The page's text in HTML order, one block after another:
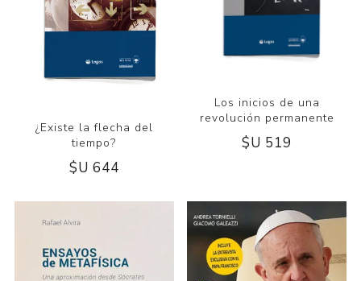
¿Existe la flecha del
tiempo?
$U 644
Los inicios de una
revolución permanente
$U 519